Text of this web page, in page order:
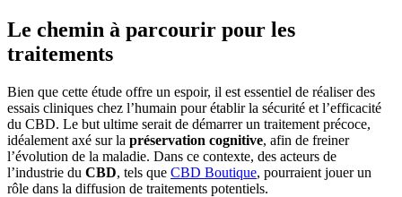
Le chemin à parcourir pour les
traitements
Bien que cette étude offre un espoir, il est essentiel de réaliser des
essais cliniques chez l’humain pour établir la sécurité et l’efficacité
du CBD. Le but ultime serait de démarrer un traitement précoce,
idéalement axé sur la préservation cognitive, afin de freiner
l’évolution de la maladie. Dans ce contexte, des acteurs de
l’industrie du CBD, tels que CBD Boutique, pourraient jouer un
rôle dans la diffusion de traitements potentiels.